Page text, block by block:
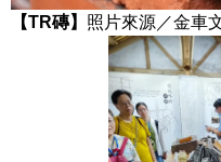
【TR磚】 照片來源／金車